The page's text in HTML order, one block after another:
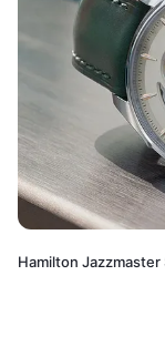
Hamilton